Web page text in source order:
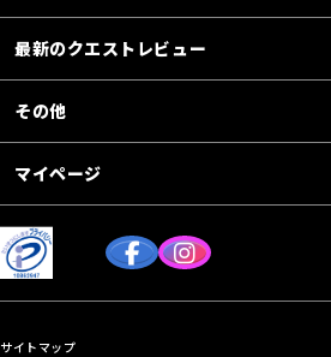
最新のクエストレビュー
その他
マイページ
サイトマップ